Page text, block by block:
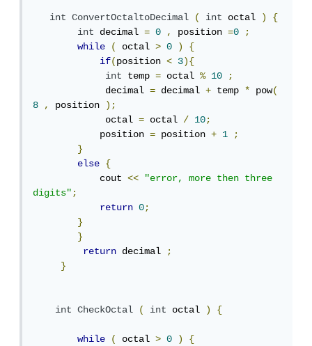
int ConvertOctaltoDecimal ( int octal )
{
int
decimal = 0 , position =0
;
while
( octal > 0 )
{
if(position < 3){
int
temp = octal % 10
;
             decimal
= decimal + temp * pow(
8
, position );
             octal
= octal / 10;
            position
= position + 1
;
}
else
{
            cout
<<
"error, more then three
digits";
return
0;
}
}
return decimal ;
}
int CheckOctal ( int octal ) {
while ( octal > 0 )
{